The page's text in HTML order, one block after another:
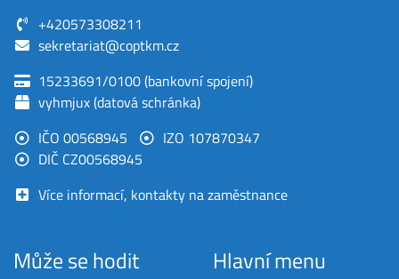
+420573308211
sekretariat@coptkm.cz
15233691/0100 (bankovní spojení)
vyhmjux (datová schránka)
IČO 00568945
IZO 107870347
DIČ CZ00568945
Více informací, kontakty na zaměstnance
Může se hodit Hlavní menu